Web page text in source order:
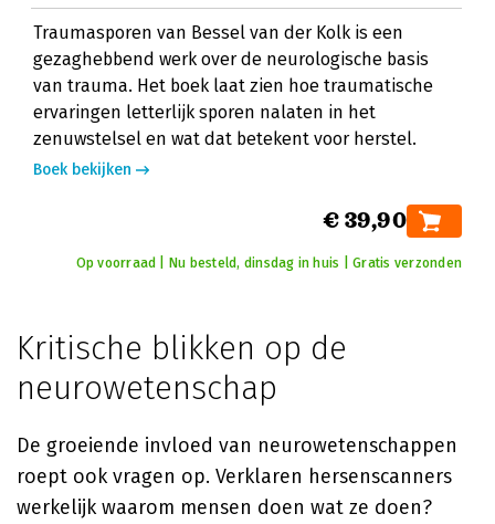
Traumasporen van Bessel van der Kolk is een
gezaghebbend werk over de neurologische basis
van trauma. Het boek laat zien hoe traumatische
ervaringen letterlijk sporen nalaten in het
zenuwstelsel en wat dat betekent voor herstel.
Boek bekijken
€ 39,90
Op voorraad | Nu besteld, dinsdag in huis | Gratis verzonden
Kritische blikken op de
neurowetenschap
De groeiende invloed van neurowetenschappen
roept ook vragen op. Verklaren hersenscanners
werkelijk waarom mensen doen wat ze doen?